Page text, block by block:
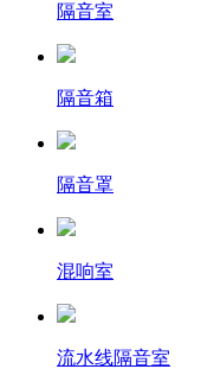
隔音室
隔音箱
隔音罩
混响室
流水线隔音室